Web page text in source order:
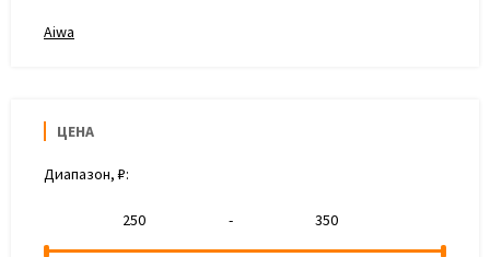
Aiwa
ЦЕНА
Диапазон, ₽:
-